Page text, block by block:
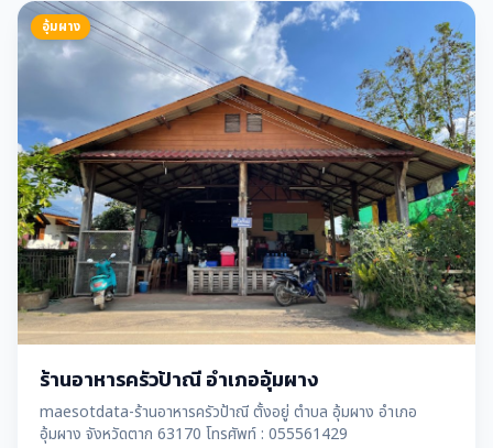
อุ้มผาง
ร้านอาหารครัวป้าณี อำเภออุ้มผาง
maesotdata-ร้านอาหารครัวป้าณี ตั้งอยู่ ตำบล อุ้มผาง อำเภอ
อุ้มผาง จังหวัดตาก 63170 โทรศัพท์ : 055561429